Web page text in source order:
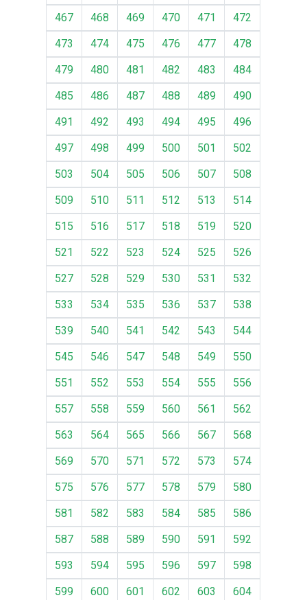
467 468 469 470 471
472
473
474 475 476 477
478
479
480 481 482 483
484
485
486 487 488 489
490
491
492 493 494 495
496
497
498 499 500 501
502
503
504 505 506 507
508
509
510 511 512 513
514
515
516 517 518 519
520
521
522 523 524 525
526
527
528 529 530 531
532
533
534 535 536 537
538
539
540 541 542 543
544
545
546 547 548 549
550
551
552 553 554 555
556
557
558 559 560 561
562
563
564 565 566 567
568
569
570 571 572 573
574
575
576 577 578 579
580
581
582 583 584 585
586
587
588 589 590 591
592
593
594 595 596 597
598
599
600 601 602 603
604